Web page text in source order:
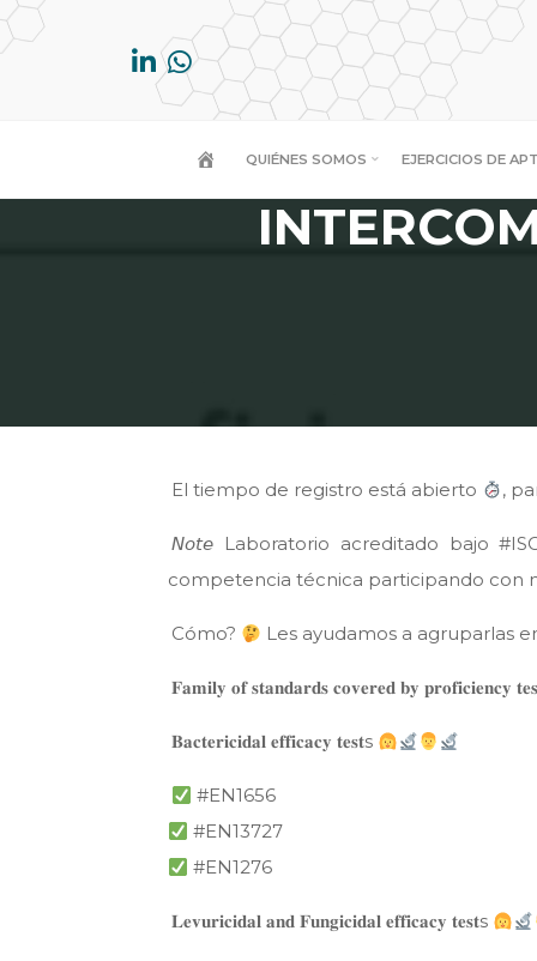
Saltar
al
QUIÉNES SOMOS EJERCICIOS DE
El tiempo de registro está abierto ,
𝘕𝘰𝘵𝘦 Laboratorio acreditado bajo
competencia técnica participando con
Cómo? Les ayudamos a agruparlas
𝐅𝐚𝐦𝐢𝐥𝐲 𝐨𝐟 𝐬𝐭𝐚𝐧𝐝𝐚𝐫𝐝𝐬 𝐜𝐨𝐯𝐞𝐫𝐞𝐝 𝐛𝐲 𝐩𝐫𝐨𝐟𝐢𝐜𝐢𝐞𝐧𝐜𝐲
𝐁𝐚𝐜𝐭𝐞𝐫𝐢𝐜𝐢𝐝𝐚𝐥 𝐞𝐟𝐟𝐢𝐜𝐚𝐜𝐲 𝐭𝐞𝐬𝐭s
#EN1656
#EN13727
#EN1276
𝐋𝐞𝐯𝐮𝐫𝐢𝐜𝐢𝐝𝐚𝐥 𝐚𝐧𝐝 𝐅𝐮𝐧𝐠𝐢𝐜𝐢𝐝𝐚𝐥 𝐞𝐟𝐟𝐢𝐜𝐚𝐜𝐲 𝐭𝐞𝐬𝐭s